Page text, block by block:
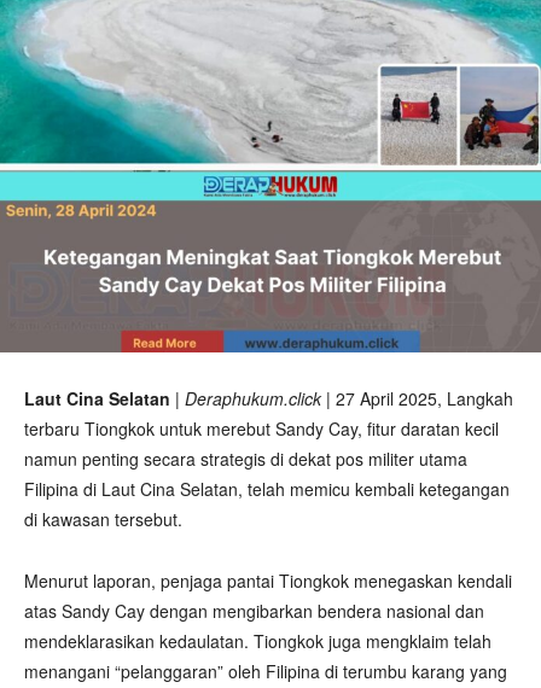
Laut Cina Selatan | Deraphukum.click | 27 April 2025, Langkah
terbaru Tiongkok untuk merebut Sandy Cay, fitur daratan kecil
namun penting secara strategis di dekat pos militer utama
Filipina di Laut Cina Selatan, telah memicu kembali ketegangan
di kawasan tersebut.
Menurut laporan, penjaga pantai Tiongkok menegaskan kendali
atas Sandy Cay dengan mengibarkan bendera nasional dan
mendeklarasikan kedaulatan. Tiongkok juga mengklaim telah
menangani “pelanggaran” oleh Filipina di terumbu karang yang